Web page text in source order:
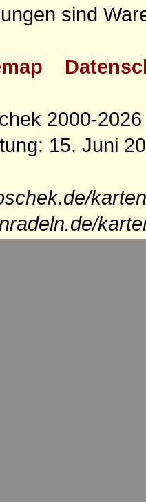
sind
2000-2026
15. Juni